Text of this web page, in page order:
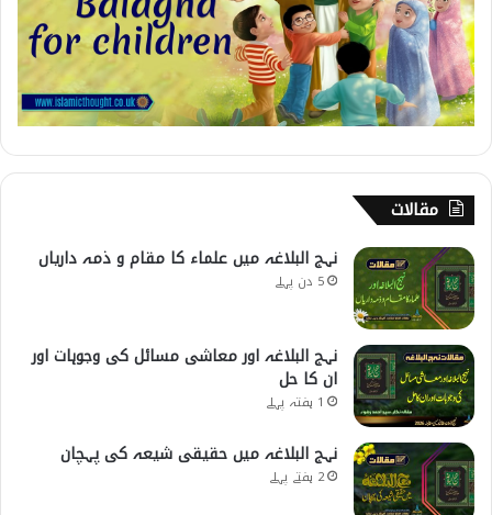
مقالات
نہج البلاغہ میں علماء کا مقام و ذمہ داریاں
5 دن پہلے
نہج البلاغہ اور معاشی مسائل کی وجوہات اور
ان کا حل
1 ہفتہ پہلے
نہج البلاغہ میں حقیقی شیعہ کی پہچان
2 ہفتے پہلے